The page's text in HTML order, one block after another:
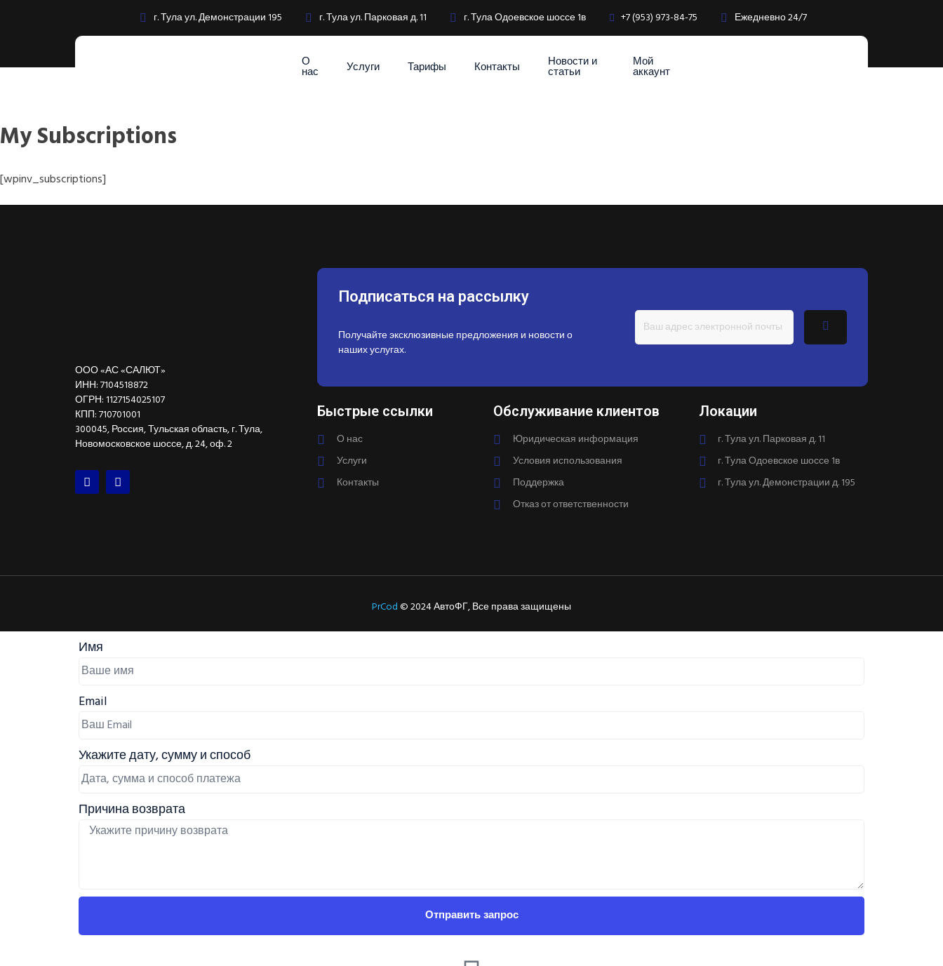
г. Тула ул. Демонстрации 195 г. Тула ул. Парковая д. 11 г. Тула Одоевское шоссе 1в +7 (953) 973-84-75 Ежедневно 24/7
О
нас Услуги Тарифы Контакты Новости и
статьи
Мой
аккаунт
My Subscriptions
[wpinv_subscriptions]
ООО «АС «САЛЮТ»
ИНН: 7104518872
ОГРН: 1127154025107
КПП: 710701001
300045, Россия, Тульская область, г. Тула,
Новомосковское шоссе, д. 24, оф. 2
Подписаться на рассылку
Получайте эксклюзивные предложения и новости о
наших услугах.
Быстрые ссылки
О нас
Услуги
Контакты
Обслуживание клиентов
Юридическая информация
Условия использования
Поддержка
Отказ от ответственности
Локации
г. Тула ул. Парковая д. 11
г. Тула Одоевское шоссе 1в
г. Тула ул. Демонстрации д. 195
PrCod© 2024 АвтоФГ, Все права защищены
Имя
Email
Укажите дату, сумму и способ
Причина возврата
Отправить запрос